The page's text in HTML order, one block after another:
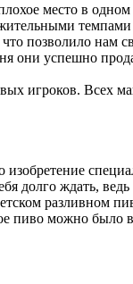
место в
позволило нам
они успешно
игроков. Всех
изобретение
долго ждать,
разливном
можно было